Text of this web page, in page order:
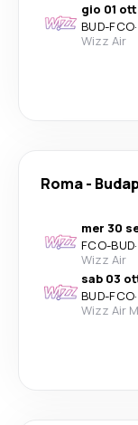
gio 01 ott
BUD-FCO·
Wizz Air
Roma-
mer 30
FCO-BUD·
Wizz Air
sab 03
BUD-FCO·
Wizz Air